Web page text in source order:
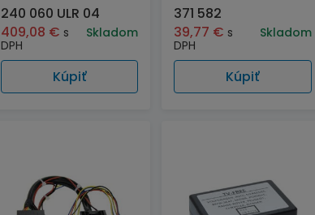
240 060 ULR 04
409,08 € s
DPH
Skladom
Kúpiť
371 582
39,77 € s
DPH
Skladom
Kúpiť